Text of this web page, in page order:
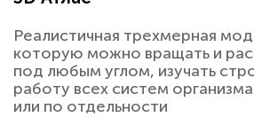
Реалистичная трехмерная
которую можно вращать и
под любым углом, изучать
работу всех систем
или по отдельности